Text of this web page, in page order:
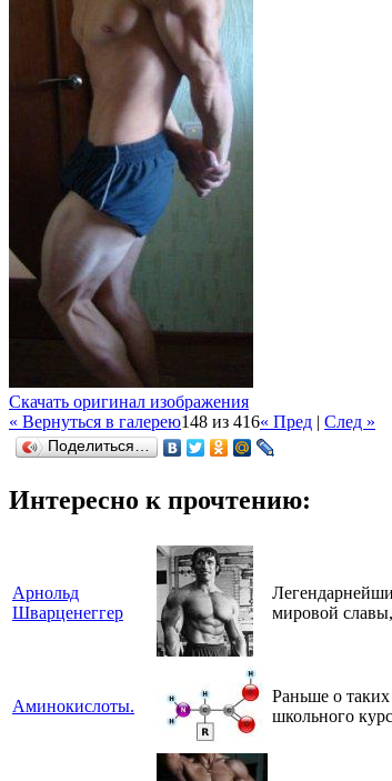
Скачать оригинал изображения
« Вернуться в галерею148 из 416« Пред | След »
Поделиться…
Интересно к прочтению:
Арнольд
Шварценеггер
мировой
Аминокислоты.
Раньше о
школьного